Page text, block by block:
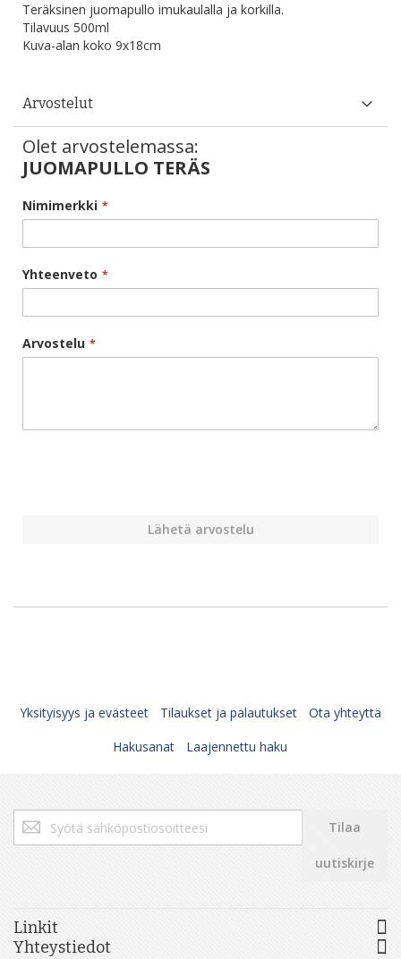
Teräksinen juomapullo imukaulalla ja korkilla.
Tilavuus 500ml
Kuva-alan koko 9x18cm
Arvostelut
Olet arvostelemassa:
JUOMAPULLO TERÄS
Nimimerkki
Yhteenveto
Arvostelu
Lähetä arvostelu
Yksityisyys ja evästeet Tilaukset ja palautukset
Ota yhteyttä
Hakusanat
Laajennettu haku
Tilaa
uutiskirjeemme:
Tilaa
uutiskirje
Linkit
Yhteystiedot